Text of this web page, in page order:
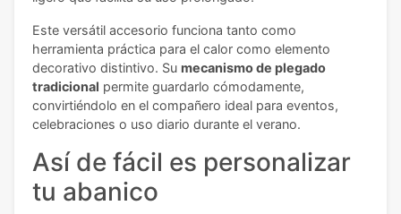
Este versátil accesorio funciona tanto como
herramienta práctica para el calor como elemento
decorativo distintivo. Su mecanismo de plegado
tradicional permite guardarlo cómodamente,
convirtiéndolo en el compañero ideal para eventos,
celebraciones o uso diario durante el verano.
Así de fácil es personalizar
tu abanico